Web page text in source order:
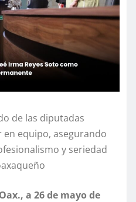
de las diputadas
equipo, asegurando
y seriedad
a 26 de mayo de